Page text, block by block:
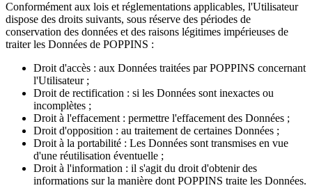
Conformément aux lois et réglementations applicables, l'Utilisateur
dispose des droits suivants, sous réserve des périodes de
conservation des données et des raisons légitimes impérieuses de
traiter les Données de POPPINS :
Droit d'accès : aux Données traitées par POPPINS concernant
l'Utilisateur ;
Droit de rectification : si les Données sont inexactes ou
incomplètes ;
Droit à l'effacement : permettre l'effacement des Données ;
Droit d'opposition : au traitement de certaines Données ;
Droit à la portabilité : Les Données sont transmises en vue
d'une réutilisation éventuelle ;
Droit à l'information : il s'agit du droit d'obtenir des
informations sur la manière dont POPPINS traite les Données.